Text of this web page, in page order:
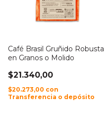
Café Brasil Gruñido Robusta
en Granos o Molido
$21.340,00
$20.273,00 con
Transferencia o depósito